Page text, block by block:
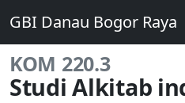
GBI Danau Bogor Raya
KOM 220.3
Studi Alkitab